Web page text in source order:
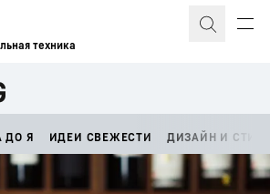
техника
ДО Я ИДЕИ СВЕЖЕСТИ ДИЗАЙН И